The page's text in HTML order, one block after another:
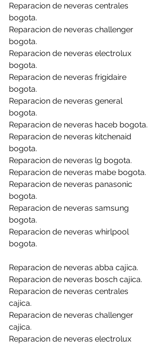
Reparacion de neveras centrales
bogota.
Reparacion de neveras challenger
bogota.
Reparacion de neveras electrolux
bogota.
Reparacion de neveras frigidaire
bogota.
Reparacion de neveras general
bogota.
Reparacion de neveras haceb bogota.
Reparacion de neveras kitchenaid
bogota.
Reparacion de neveras lg bogota.
Reparacion de neveras mabe bogota.
Reparacion de neveras panasonic
bogota.
Reparacion de neveras samsung
bogota.
Reparacion de neveras whirlpool
bogota.
Reparacion de neveras abba cajica.
Reparacion de neveras bosch cajica.
Reparacion de neveras centrales
cajica.
Reparacion de neveras challenger
cajica.
Reparacion de neveras electrolux